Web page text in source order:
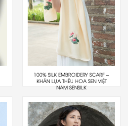
100% SILK EMBROIDERY SCARF –
KHĂN LỤA THÊU HOA SEN VIỆT
NAM SENSILK